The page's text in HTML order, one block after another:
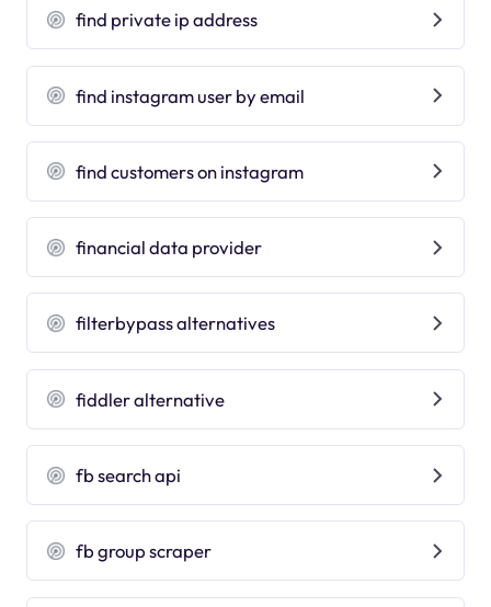
find private ip address
find instagram user by email
find customers on instagram
financial data provider
filterbypass alternatives
fiddler alternative
fb search api
fb group scraper